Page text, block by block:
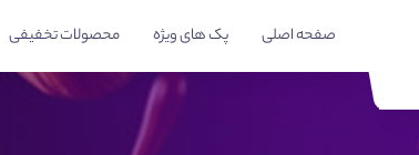
صفحه اصلی پک های ویژه محصولات تخفیفی